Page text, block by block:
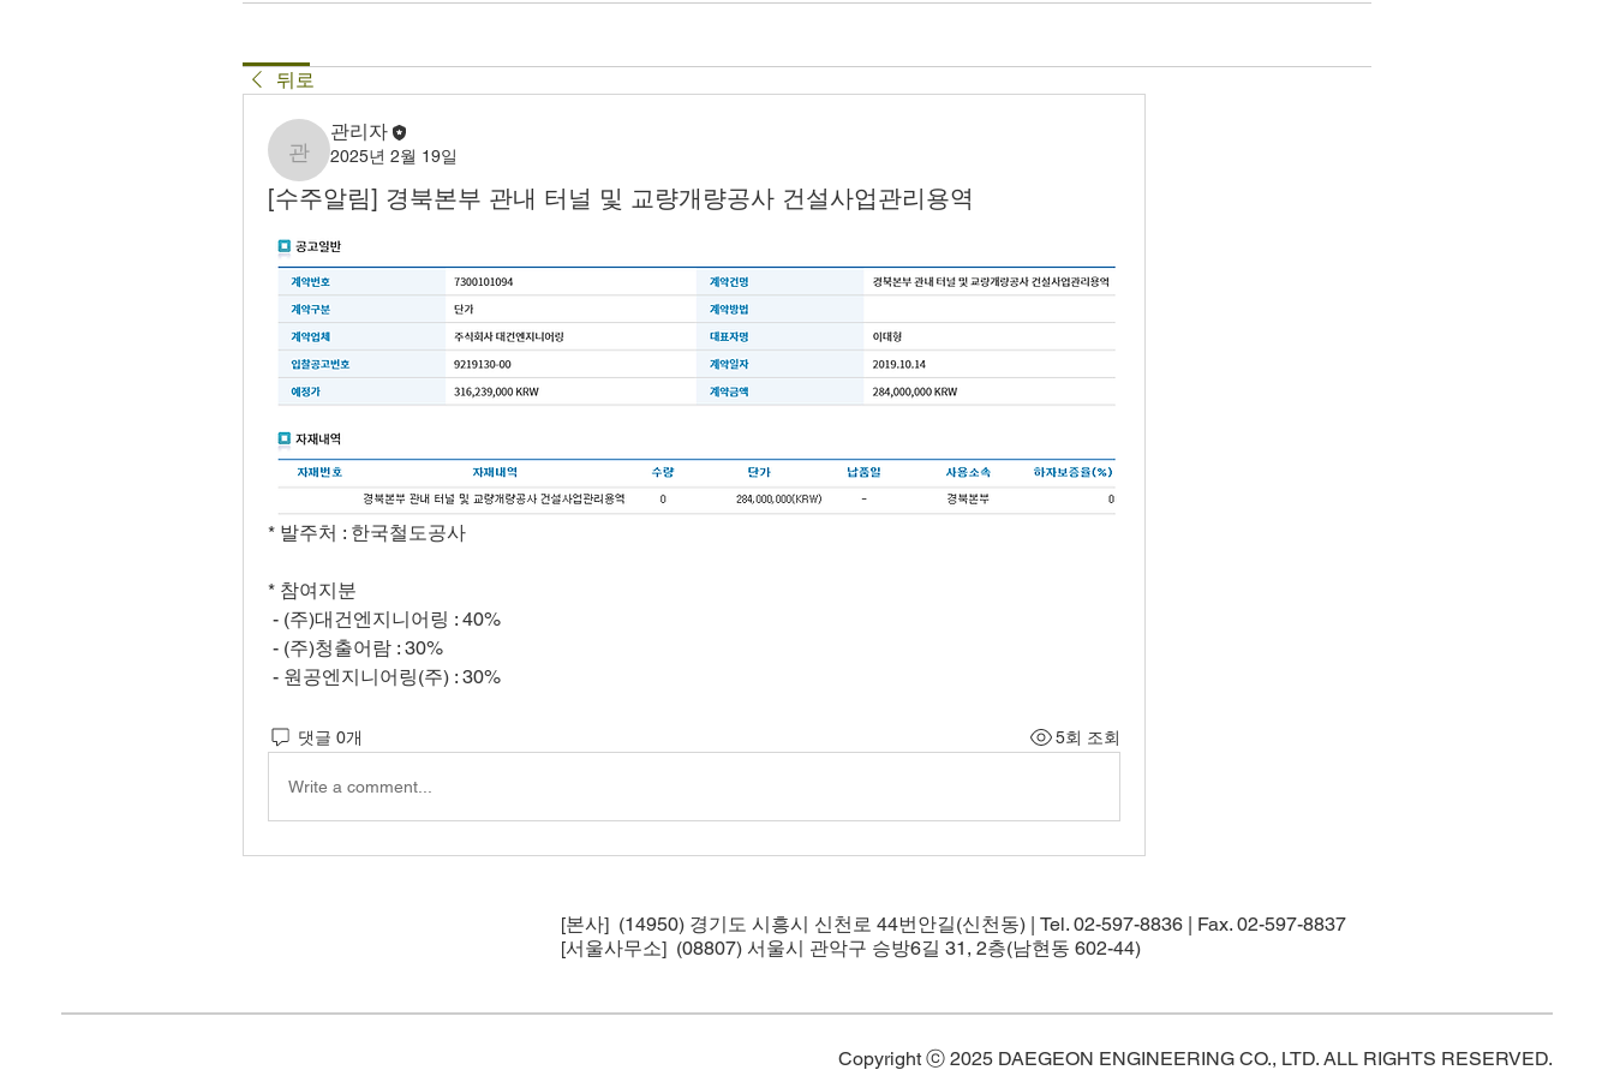
뒤로
관리자
관리자
2025년 2월 19일
[수주알림] 경북본부 관내 터널 및 교량개량공사 건설사업관리용역
* 발주처 : 한국철도공사
* 참여지분
- (주)대건엔지니어링 : 40%
- (주)청출어람 : 30%
- 원공엔지니어링(주) : 30%
댓글 0개 5회 조회
Write a comment...
[본사] (14950) 경기도 시흥시 신천로 44번안길(신천동) | Tel. 02-597-8836 | Fax. 02-597-8837
[서울사무소] (08807) 서울시 관악구 승방6길 31, 2층(남현동 602-44)
Copyright ⓒ 2025 DAEGEON ENGINEERING CO., LTD. ALL RIGHTS RESERVED.